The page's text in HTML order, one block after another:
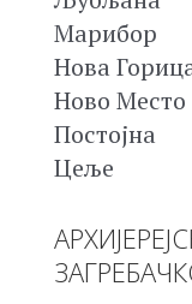
Марибор
Нова
Ново Место
Постојна
Цеље